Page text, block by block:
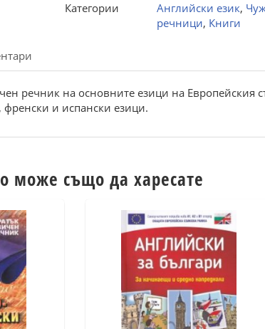
Категории
Английски език,
речници, Книги
речник на основните езици на
френски и испански езици.
може също да харесате